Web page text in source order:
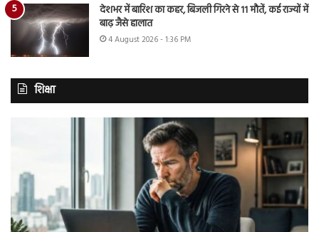
देशभर में बारिश का कहर, बिजली गिरने से 11 मौतें, कई राज्यों में
बाढ़ जैसे हालात
4 August 2026 - 1:36 PM
शिक्षा